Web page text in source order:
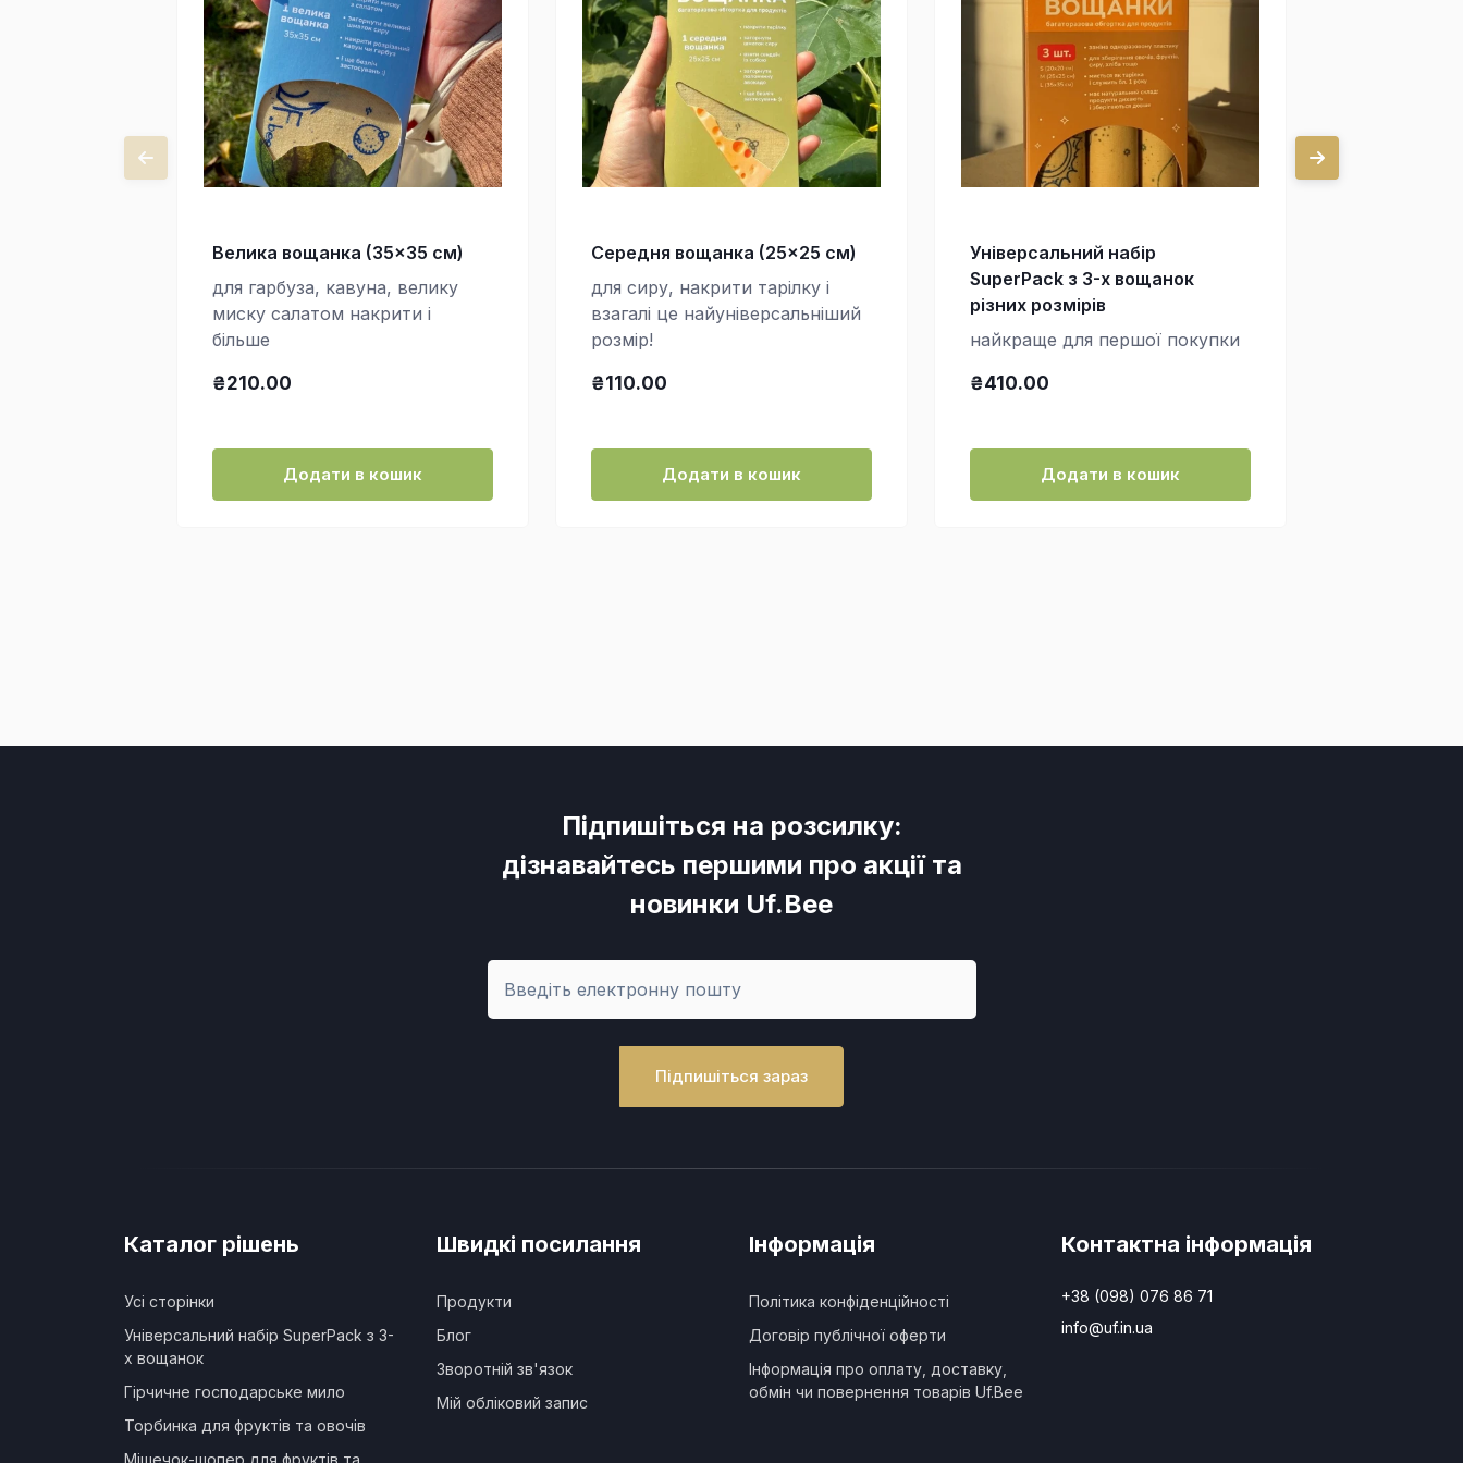
Велика вощанка (35x35 см)
для гарбуза, кавуна, велику
миску салатом накрити і
більше
₴210.00
Додати в кошик
Середня вощанка (25×25 см)
для сиру, накрити тарілку і
взагалі це найуніверсальніший
розмір!
₴110.00
Додати в кошик
Універсальний набір
SuperPack з 3-х вощанок
різних розмірів
найкраще для першої покупки
₴410.00
Додати в кошик
Підпишіться на розсилку:
дізнавайтесь першими про акції та
новинки Uf.Bee
Підпишіться зараз
Каталог рішень
Усі сторінки
Універсальний набір SuperPack з 3-
х вощанок
Гірчичне господарське мило
Торбинка для фруктів та овочів
Мішечок-шопер для фруктів та
Швидкі посилання
Продукти
Блог
Зворотній зв'язок
Мій обліковий запис
Інформація
Політика конфіденційності
Договір публічної оферти
Інформація про оплату, доставку,
обмін чи повернення товарів Uf.Bee
Контактна інформація
+38 (098) 076 86 71
info@uf.in.ua